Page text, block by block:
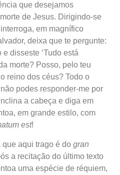
que desejamos
de Jesus. Dirigindo-se
em magnífico
deixa que te pergunte:
disseste ‘Tudo está
morte? Posso, pelo teu
reino dos céus? Todo o
podes responder-me por
a cabeça e diga em
em grande estilo, com
est!
que aqui trago é do gran
a recitação do último texto
uma espécie de réquiem,